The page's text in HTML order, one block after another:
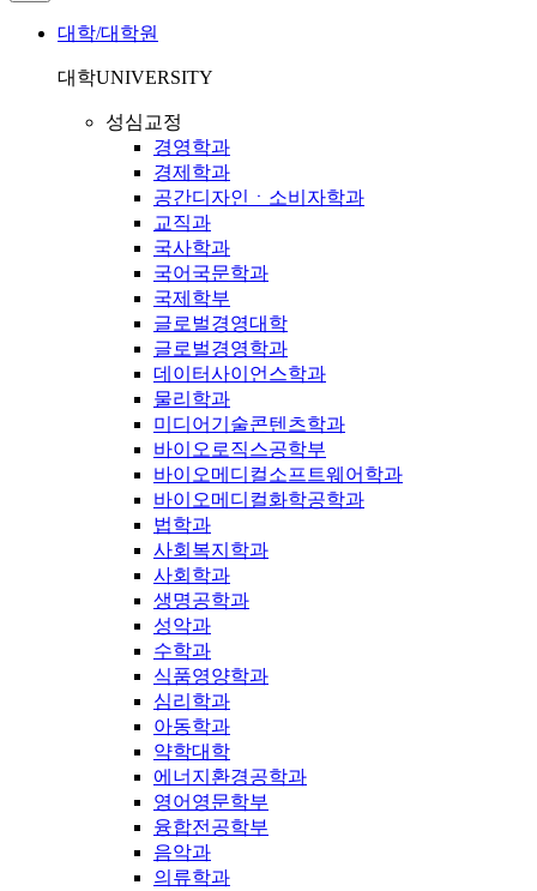
대학/대학원
대학UNIVERSITY
성심교정
경영학과
경제학과
공간디자인ㆍ소비자학과
교직과
국사학과
국어국문학과
국제학부
글로벌경영대학
글로벌경영학과
데이터사이언스학과
물리학과
미디어기술콘텐츠학과
바이오로직스공학부
바이오메디컬소프트웨어학과
바이오메디컬화학공학과
법학과
사회복지학과
사회학과
생명공학과
성악과
수학과
식품영양학과
심리학과
아동학과
약학대학
에너지환경공학과
영어영문학부
융합전공학부
음악과
의류학과